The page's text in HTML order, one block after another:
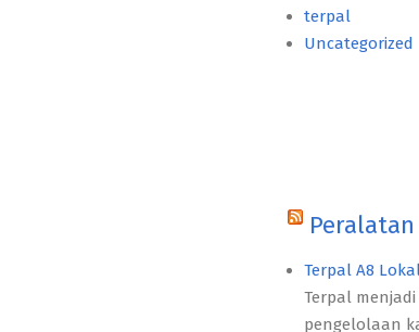
terpal
Uncategorized
Terpal A8
Terpal
pengelolaan